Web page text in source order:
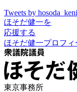
Tweets by
ほそだ健一を
応援する
ほそだ健一プロフィ
東京事務所